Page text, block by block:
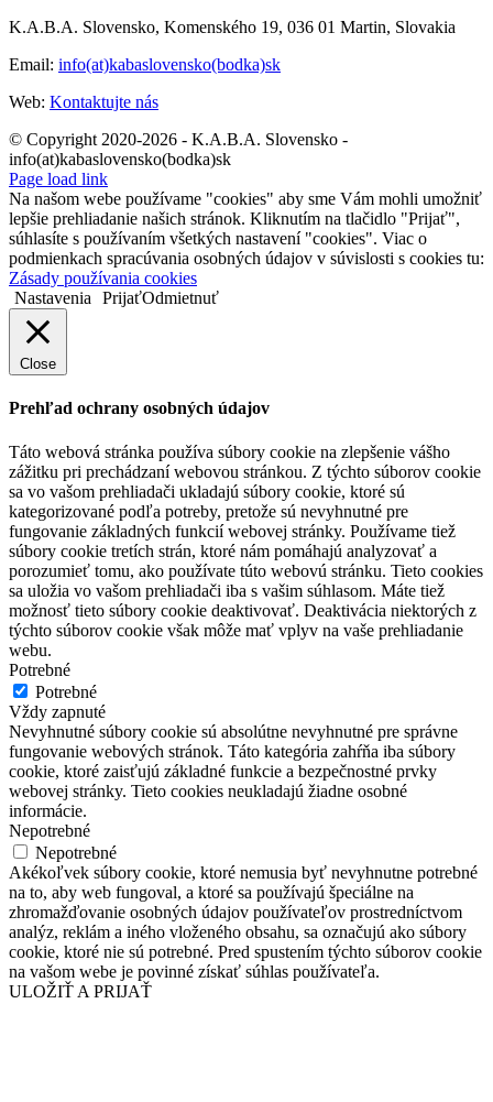
K.A.B.A. Slovensko, Komenského 19, 036 01 Martin, Slovakia
Email: info(at)kabaslovensko(bodka)sk
Web: Kontaktujte nás
© Copyright 2020-2026 - K.A.B.A. Slovensko -
info(at)kabaslovensko(bodka)sk
Page load link
Na našom webe používame "cookies" aby sme Vám mohli umožniť
lepšie prehliadanie našich stránok. Kliknutím na tlačidlo "Prijať",
súhlasíte s používaním všetkých nastavení "cookies". Viac o
podmienkach spracúvania osobných údajov v súvislosti s cookies tu:
Zásady používania cookies
Nastavenia
PrijaťOdmietnuť
Close
Prehľad ochrany osobných údajov
Táto webová stránka používa súbory cookie na zlepšenie vášho
zážitku pri prechádzaní webovou stránkou. Z týchto súborov cookie
sa vo vašom prehliadači ukladajú súbory cookie, ktoré sú
kategorizované podľa potreby, pretože sú nevyhnutné pre
fungovanie základných funkcií webovej stránky. Používame tiež
súbory cookie tretích strán, ktoré nám pomáhajú analyzovať a
porozumieť tomu, ako používate túto webovú stránku. Tieto cookies
sa uložia vo vašom prehliadači iba s vašim súhlasom. Máte tiež
možnosť tieto súbory cookie deaktivovať. Deaktivácia niektorých z
týchto súborov cookie však môže mať vplyv na vaše prehliadanie
webu.
Potrebné
Potrebné
Vždy zapnuté
Nevyhnutné súbory cookie sú absolútne nevyhnutné pre správne
fungovanie webových stránok. Táto kategória zahŕňa iba súbory
cookie, ktoré zaisťujú základné funkcie a bezpečnostné prvky
webovej stránky. Tieto cookies neukladajú žiadne osobné
informácie.
Nepotrebné
Nepotrebné
Akékoľvek súbory cookie, ktoré nemusia byť nevyhnutne potrebné
na to, aby web fungoval, a ktoré sa používajú špeciálne na
zhromažďovanie osobných údajov používateľov prostredníctvom
analýz, reklám a iného vloženého obsahu, sa označujú ako súbory
cookie, ktoré nie sú potrebné. Pred spustením týchto súborov cookie
na vašom webe je povinné získať súhlas používateľa.
ULOŽIŤ A PRIJAŤ